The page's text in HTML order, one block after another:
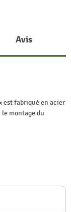
Avis
est fabriqué en acier
montage du